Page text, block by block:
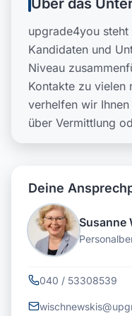
upgrade4you
Kandidaten und
Niveau
Kontakte zu vielen
verhelfen wir
über Vermittlung
Deine
Susanne
040 / 53308539